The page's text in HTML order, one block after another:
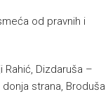
od pravnih i
Rahić, Dizdaruša –
strana, Broduša